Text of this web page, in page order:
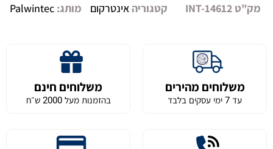
מק"ט INT-14612 קטגוריה אינטרקום מותג:Palwintec
משלוחים מהירים
עד 7 ימי עסקים בלבד
משלוחים חינם
בהזמנות מעל 2000 ש״ח